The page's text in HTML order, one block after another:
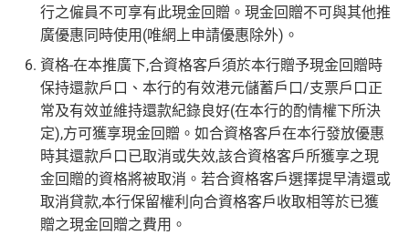
行之僱員不可享有此現金回贈。現金回贈不可與其他推
廣優惠同時使用(唯網上申請優惠除外)。
資格-在本推廣下,合資格客戶須於本行贈予現金回贈時
保持還款戶口、本行的有效港元儲蓄戶口/支票戶口正
常及有效並維持還款紀錄良好(在本行的酌情權下所決
定),方可獲享現金回贈。如合資格客戶在本行發放優惠
時其還款戶口已取消或失效,該合資格客戶所獲享之現
金回贈的資格將被取消。若合資格客戶選擇提早清還或
取消貸款,本行保留權利向合資格客戶收取相等於已獲
贈之現金回贈之費用。